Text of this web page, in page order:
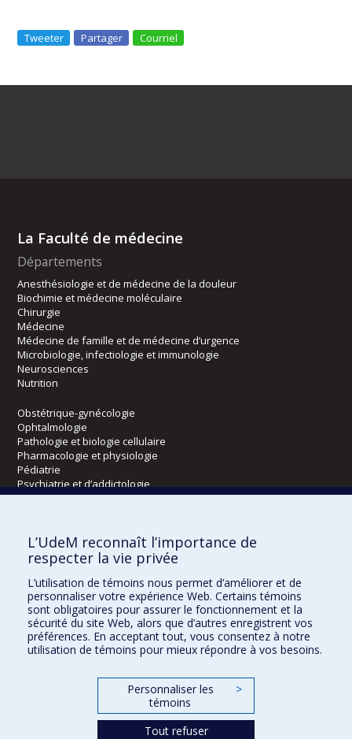
Tweeter Partager Courriel
La Faculté de médecine
Départements
Anesthésiologie et de médecine de la douleur
Biochimie et médecine moléculaire
Chirurgie
Médecine
Médecine de famille et de médecine d’urgence
Microbiologie, infectiologie et immunologie
Neurosciences
Nutrition
Obstétrique-gynécologie
Ophtalmologie
Pathologie et biologie cellulaire
Pharmacologie et physiologie
Pédiatrie
Psychiatrie et d’addictologie
Radiologie, radio-oncologie et médecine nucléaire
Écoles
Orthophonie et audiologie
Réadaptation
Directions
L’UdeM reconnaît l’importance de
respecter la vie privée
L’utilisation de témoins nous permet d’améliorer et de
personnaliser votre expérience Web. Certains témoins
sont obligatoires pour assurer le fonctionnement et la
sécurité du site Web, alors que d’autres enregistrent vos
préférences. En acceptant tout, vous consentez à notre
utilisation de témoins pour mieux répondre à vos besoins.
Personnaliser les
témoins
>
Tout refuser